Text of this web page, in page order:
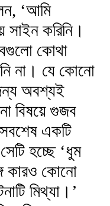
‘আমি
সাইন করিনি।
কোথা
না। যে কোনো
অবশ্যই
বিষয়ে গুজব
একটি
হচ্ছে ‘ধুম
কারও কোনো
মিথ্যা।’